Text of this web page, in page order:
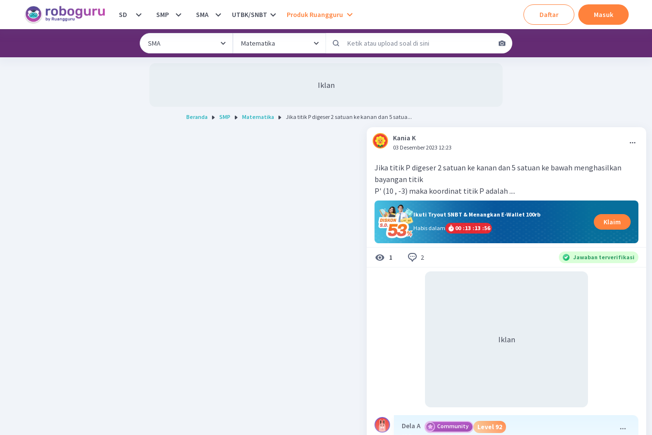
SD SMP SMA UTBK/SNBT Produk Ruangguru Daftar Masuk
Iklan
Beranda SMP Matematika Jika titik P digeser 2 satuan ke kanan dan 5 satua...
Kania K
03 Desember 2023 12:23
Jika titik P digeser 2 satuan ke kanan dan 5 satuan ke bawah menghasilkan
bayangan titik
P' (10 , -3) maka koordinat titik P adalah ....
Ikuti Tryout SNBT & Menangkan E-Wallet 100rb
Habis dalam
00 :13 :13 :55
Klaim
1 2 Jawaban terverifikasi
Iklan
Dela A Community Level 92